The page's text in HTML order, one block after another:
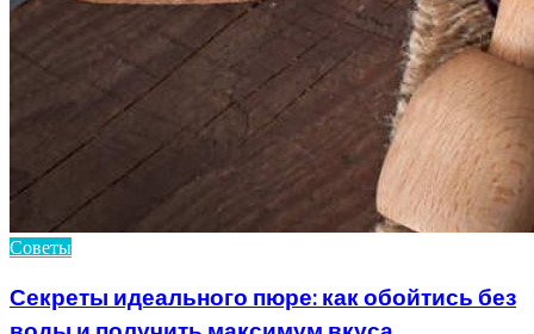
Советы
Секреты идеального пюре: как обойтись без